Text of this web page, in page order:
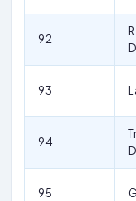
92
93
94
95